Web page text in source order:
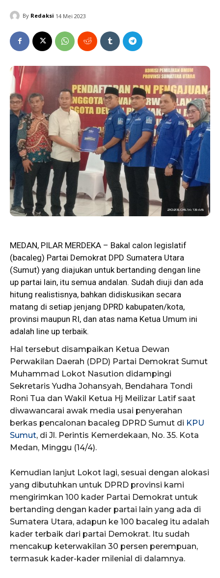
By Redaksi 14 Mei 2023
MEDAN, PILAR MERDEKA – Bakal calon legislatif
(bacaleg) Partai Demokrat DPD Sumatera Utara
(Sumut) yang diajukan untuk bertanding dengan line
up partai lain, itu semua andalan. Sudah diuji dan ada
hitung realistisnya, bahkan didiskusikan secara
matang di setiap jenjang DPRD kabupaten/kota,
provinsi maupun RI, dan atas nama Ketua Umum ini
adalah line up terbaik.
Hal tersebut disampaikan Ketua Dewan
Perwakilan Daerah (DPD) Partai Demokrat Sumut
Muhammad Lokot Nasution didampingi
Sekretaris Yudha Johansyah, Bendahara Tondi
Roni Tua dan Wakil Ketua Hj Meilizar Latif saat
diwawancarai awak media usai penyerahan
berkas pencalonan bacaleg DPRD Sumut di KPU
Sumut, di Jl. Perintis Kemerdekaan, No. 35. Kota
Medan, Minggu (14/4).
Kemudian lanjut Lokot lagi, sesuai dengan alokasi
yang dibutuhkan untuk DPRD provinsi kami
mengirimkan 100 kader Partai Demokrat untuk
bertanding dengan kader partai lain yang ada di
Sumatera Utara, adapun ke 100 bacaleg itu adalah
kader terbaik dari partai Demokrat. Itu sudah
mencakup keterwakilan 30 persen perempuan,
termasuk kader-kader milenial di dalamnya.